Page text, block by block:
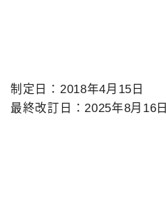
制定日：2018年4月15日
最終改訂日：2025年8月16日